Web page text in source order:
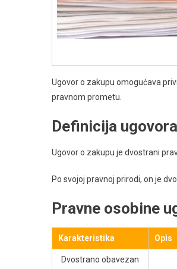
Ugovor o zakupu omogućava
pravnom prometu.
Definicija
Ugovor o zakupu je dvostrani
Po svojoj pravnoj prirodi, on je
Pravne osobine
Karakteristika Opis
Dvostrano obavezan